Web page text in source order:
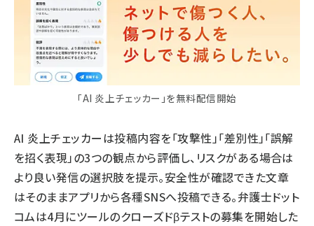
「AI 炎上チェッカー」を無料配信開始
AI 炎上チェッカーは投稿内容を「攻撃性」「差別性」「誤解
を招く表現」の3つの観点から評価し、リスクがある場合は
より良い発信の選択肢を提示。安全性が確認できた文章
はそのままアプリから各種SNSへ投稿できる。弁護士ドット
コムは4月にツールのクローズドβテストの募集を開始した